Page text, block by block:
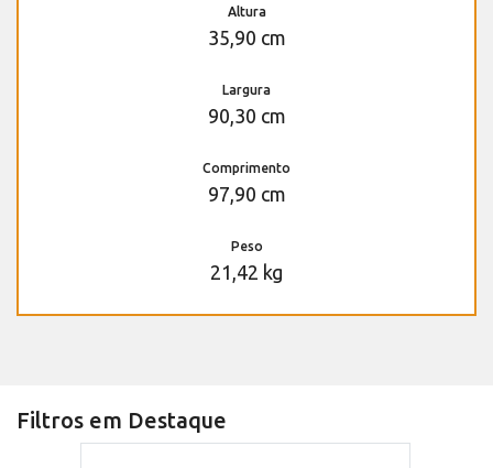
Altura
35,90 cm
Largura
90,30 cm
Comprimento
97,90 cm
Peso
21,42 kg
Filtros em Destaque